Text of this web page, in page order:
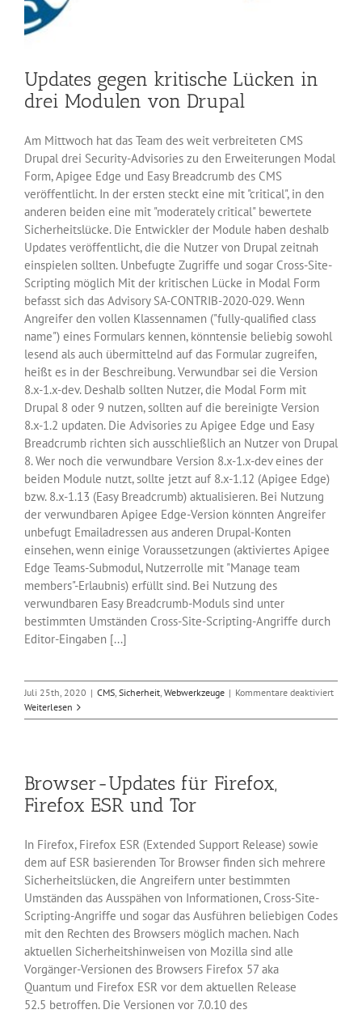
Updates gegen kritische Lücken in
drei Modulen von Drupal
Am Mittwoch hat das Team des weit verbreiteten CMS
Drupal drei Security-Advisories zu den Erweiterungen Modal
Form, Apigee Edge und Easy Breadcrumb des CMS
veröffentlicht. In der ersten steckt eine mit "critical", in den
anderen beiden eine mit "moderately critical" bewertete
Sicherheitslücke. Die Entwickler der Module haben deshalb
Updates veröffentlicht, die die Nutzer von Drupal zeitnah
einspielen sollten. Unbefugte Zugriffe und sogar Cross-Site-
Scripting möglich Mit der kritischen Lücke in Modal Form
befasst sich das Advisory SA-CONTRIB-2020-029. Wenn
Angreifer den vollen Klassennamen ("fully-qualified class
name") eines Formulars kennen, könntensie beliebig sowohl
lesend als auch übermittelnd auf das Formular zugreifen,
heißt es in der Beschreibung. Verwundbar sei die Version
8.x-1.x-dev. Deshalb sollten Nutzer, die Modal Form mit
Drupal 8 oder 9 nutzen, sollten auf die bereinigte Version
8.x-1.2 updaten. Die Advisories zu Apigee Edge und Easy
Breadcrumb richten sich ausschließlich an Nutzer von Drupal
8. Wer noch die verwundbare Version 8.x-1.x-dev eines der
beiden Module nutzt, sollte jetzt auf 8.x-1.12 (Apigee Edge)
bzw. 8.x-1.13 (Easy Breadcrumb) aktualisieren. Bei Nutzung
der verwundbaren Apigee Edge-Version könnten Angreifer
unbefugt Emailadressen aus anderen Drupal-Konten
einsehen, wenn einige Voraussetzungen (aktiviertes Apigee
Edge Teams-Submodul, Nutzerrolle mit "Manage team
members"-Erlaubnis) erfüllt sind. Bei Nutzung des
verwundbaren Easy Breadcrumb-Moduls sind unter
bestimmten Umständen Cross-Site-Scripting-Angriffe durch
Editor-Eingaben [...]
Juli 25th, 2020 | CMS, Sicherheit, Webwerkzeuge | Kommentare deaktiviertfür
gegen
Weiterlesen
Browser-Updates für Firefox,
Firefox ESR und Tor
In Firefox, Firefox ESR (Extended Support Release) sowie
dem auf ESR basierenden Tor Browser finden sich mehrere
Sicherheitslücken, die Angreifern unter bestimmten
Umständen das Ausspähen von Informationen, Cross-Site-
Scripting-Angriffe und sogar das Ausführen beliebigen Codes
mit den Rechten des Browsers möglich machen. Nach
aktuellen Sicherheitshinweisen von Mozilla sind alle
Vorgänger-Versionen des Browsers Firefox 57 aka
Quantum und Firefox ESR vor dem aktuellen Release
52.5 betroffen. Die Versionen vor 7.0.10 des